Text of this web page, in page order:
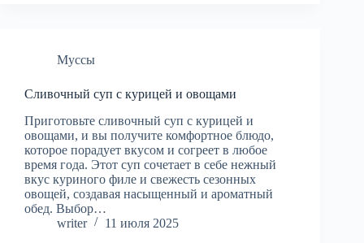
Муссы
Сливочный суп с курицей и овощами
Приготовьте сливочный суп с курицей и
овощами, и вы получите комфортное блюдо,
которое порадует вкусом и согреет в любое
время года. Этот суп сочетает в себе нежный
вкус куриного филе и свежесть сезонных
овощей, создавая насыщенный и ароматный
обед. Выбор…
writer
11 июля 2025